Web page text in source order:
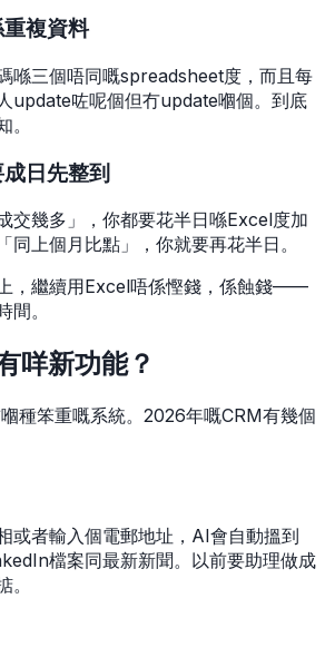
複資料
喺三個唔同嘅spreadsheet度，而且每
update咗呢個但冇update嗰個。到底
日先整到
交幾多」，你都要花半日喺Excel度加
同上個月比點」，你就要再花半日。
，繼續用Excel唔係慳錢，係蝕錢——
間。
咩新功能？
種笨重嘅系統。2026年嘅CRM有幾個
或者輸入個電郵地址，AI會自動搵到
檔案同最新新聞。以前要助理做成